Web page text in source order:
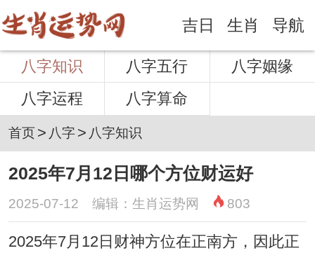
吉日 生肖 导航
八字知识 八字五行
八字姻缘
八字运程
八字算命
首页> 八字> 八字知识
2025年7月12日哪个方位财运好
2025-07-12 编辑：生肖运势网 803
2025年7月12日财神方位在正南方，因此正